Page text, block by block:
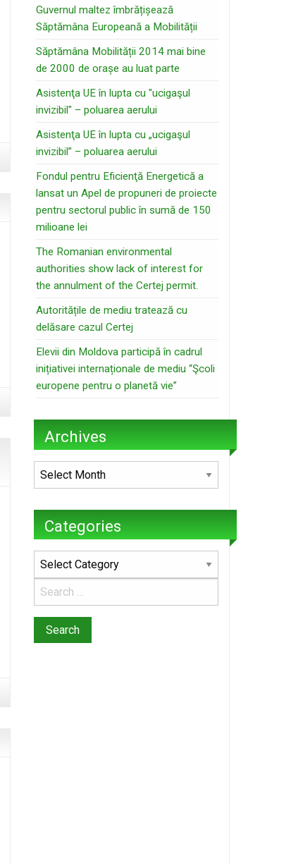
Guvernul maltez îmbrățișează
Săptămâna Europeană a Mobilității
Săptămâna Mobilității 2014 mai bine
de 2000 de orașe au luat parte
Asistenţa UE în lupta cu "ucigaşul
invizibil" – poluarea aerului
Asistenţa UE în lupta cu „ucigaşul
invizibil” – poluarea aerului
Fondul pentru Eficienţă Energetică a
lansat un Apel de propuneri de proiecte
pentru sectorul public în sumă de 150
milioane lei
The Romanian environmental
authorities show lack of interest for
the annulment of the Certej permit.
Autoritățile de mediu tratează cu
delăsare cazul Certej
Elevii din Moldova participă în cadrul
inițiativei internaționale de mediu “Şcoli
europene pentru o planetă vie”
Archives
Archives
Categories
Categories